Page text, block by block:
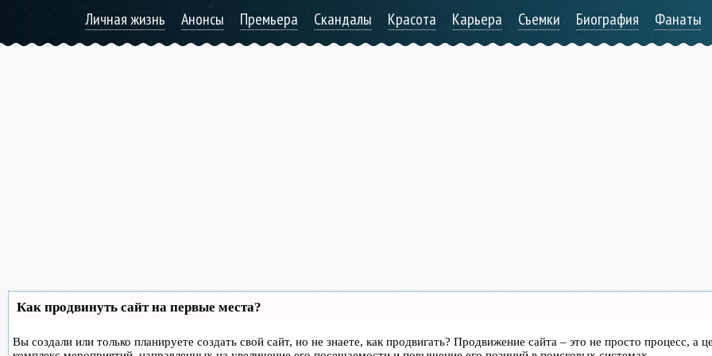
Личная жизнь Анонсы Премьера Скандалы Красота Карьера Съемки Биография Фанаты
Как продвинуть сайт на первые места?
Вы создали или только планируете создать свой сайт, но не знаете, как продвигать? Продвижение сайта – это не просто процесс, а